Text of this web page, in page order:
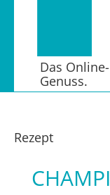
Das
Genuss.
Rezept